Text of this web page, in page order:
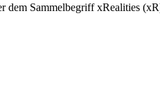
dem Sammelbegriff xRealities